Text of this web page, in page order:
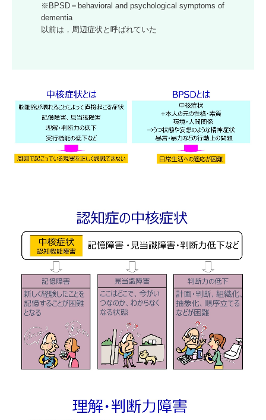
その他神経難病について
漢方について
Contact us
※BPSD＝behavioral and psychological symptoms of
dementia
以前は，周辺症状と呼ばれていた